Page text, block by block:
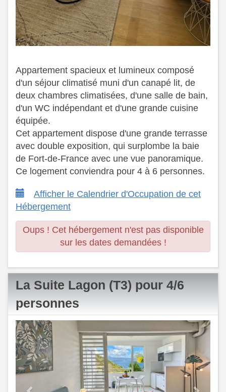
Appartement spacieux et lumineux composé
d'un séjour climatisé muni d'un canapé lit, de
deux chambres climatisées, d'une salle de bain,
d'un WC indépendant et d'une grande cuisine
équipée.
Cet appartement dispose d'une grande terrasse
avec double exposition, qui surplombe la baie
de Fort-de-France avec une vue panoramique.
Ce logement conviendra pour 4 à 6 personnes.
Afficher le Calendrier d'Occupation de cet
Hébergement
Oups ! Cet hébergement n'est pas disponible
sur les dates demandées !
La Suite Lagon (T3) pour 4/6
personnes
Previous Next